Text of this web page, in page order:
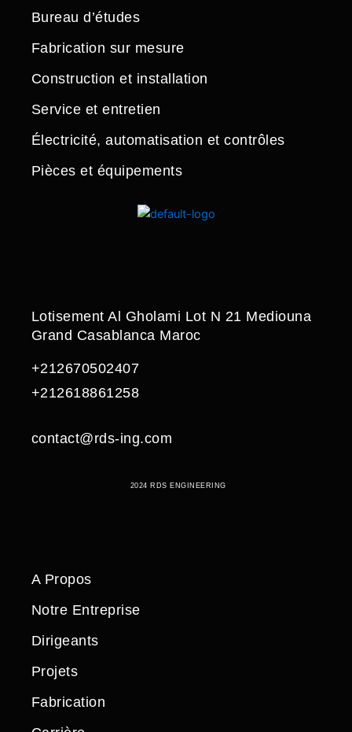
Bureau d’études
Fabrication sur mesure
Construction et installation
Service et entretien
Électricité, automatisation et contrôles
Pièces et équipements
Lotisement Al Gholami Lot N 21 Mediouna
Grand Casablanca Maroc
+212670502407
+212618861258
contact@rds-ing.com
2024 RDS ENGINEERING
A Propos
Notre Entreprise
Dirigeants
Projets
Fabrication